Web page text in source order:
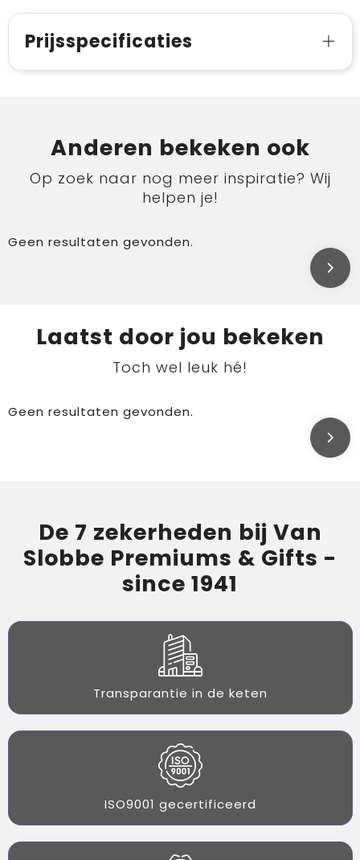
Prijsspecificaties
Anderen bekeken ook
Op zoek naar nog meer inspiratie? Wij
helpen je!
Geen resultaten gevonden.
Laatst door jou bekeken
Toch wel leuk hé!
Geen resultaten gevonden.
De 7 zekerheden bij Van
Slobbe Premiums & Gifts -
since 1941
Transparantie in de keten
ISO9001 gecertificeerd